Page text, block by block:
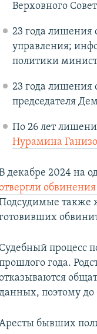
Верховного
23 года лишения
управления;
политики
23 года лишения
председателя
По 26 лет
Нурамина
декабре 2024 на
также
Судебный процесс
года.
поэтому до
бывших